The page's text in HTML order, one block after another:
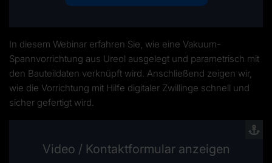
In diesem Webinar erfahren Sie, wie eine Vakuum-
Spannvorrichtung aus Ureol ausgelegt und parametrisch mit
den Bauteildaten verknüpft wird. Anschließend zeigen wir,
wie die Vorrichtung mit Hilfe digitaler Zwillinge schnell und
sicher gefertigt wird.
Video / Kontaktformular anzeigen